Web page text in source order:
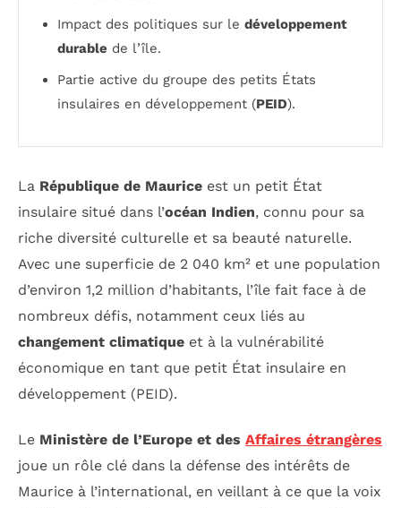
Impact des politiques sur le développement
durable de l’île.
Partie active du groupe des petits États
insulaires en développement (PEID).
La République de Maurice est un petit État
insulaire situé dans l’océan Indien, connu pour sa
riche diversité culturelle et sa beauté naturelle.
Avec une superficie de 2 040 km² et une population
d’environ 1,2 million d’habitants, l’île fait face à de
nombreux défis, notamment ceux liés au
changement climatique et à la vulnérabilité
économique en tant que petit État insulaire en
développement (PEID).
Le Ministère de l’Europe et des Affaires étrangères
joue un rôle clé dans la défense des intérêts de
Maurice à l’international, en veillant à ce que la voix